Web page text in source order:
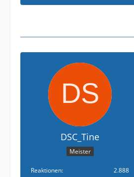
DSC_Tine
Meister
Reaktionen
2.888